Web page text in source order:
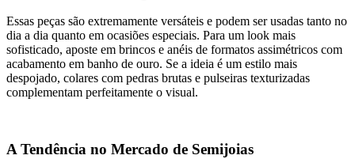
Essas peças são extremamente versáteis e podem ser usadas tanto no
dia a dia quanto em ocasiões especiais. Para um look mais
sofisticado, aposte em brincos e anéis de formatos assimétricos com
acabamento em banho de ouro. Se a ideia é um estilo mais
despojado, colares com pedras brutas e pulseiras texturizadas
complementam perfeitamente o visual.
A Tendência no Mercado de Semijoias